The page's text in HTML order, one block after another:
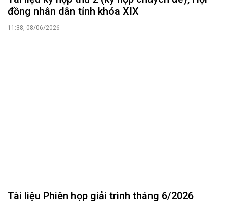
đồng nhân dân tỉnh khóa XIX
11:38, 08/06/2026
Tài liệu Phiên họp giải trình tháng 6/2026